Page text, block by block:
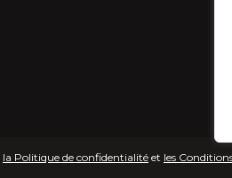
la Politique de confidentialité et les